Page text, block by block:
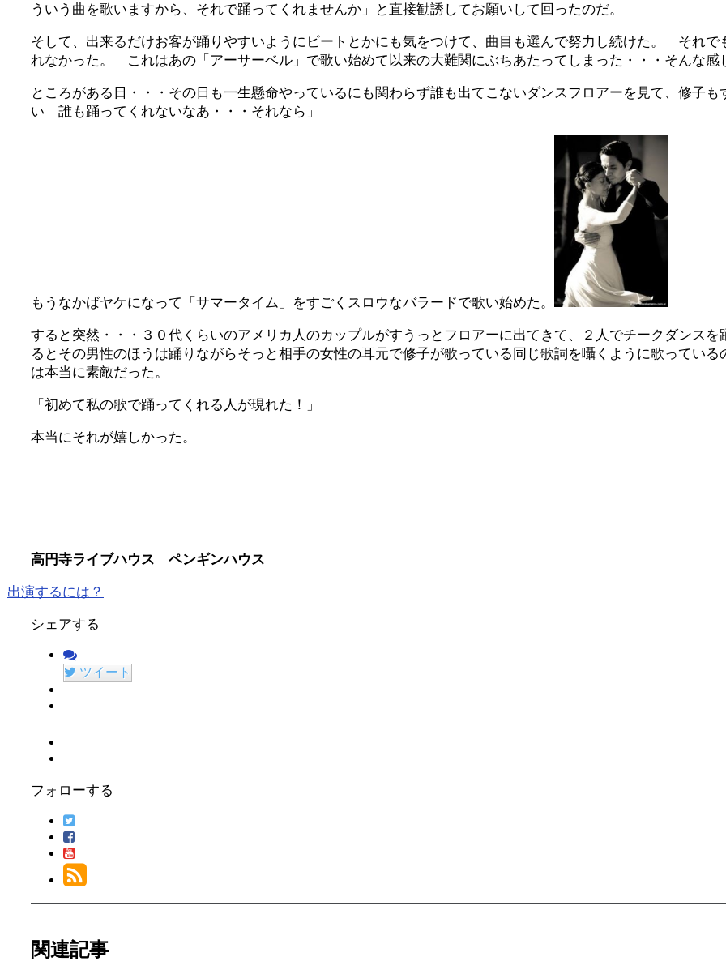
ういう曲を歌いますから、それで踊ってくれませんか」と直接勧誘してお願いして回ったのだ。
そして、出来るだけお客が踊りやすいようにビートとかにも気をつけて、曲目も選んで努力し続けた。 それで
れなかった。 これはあの「アーサーベル」で歌い始めて以来の大難関にぶちあたってしまった・・・そんな感
ところがある日・・・その日も一生懸命やっているにも関わらず誰も出てこないダンスフロアーを見て、修子も
い「誰も踊ってくれないなあ・・・それなら」
もうなかばヤケになって「サマータイム」をすごくスロウなバラードで歌い始めた。
すると突然・・・３０代くらいのアメリカ人のカップルがすうっとフロアーに出てきて、２人でチークダンス
るとその男性のほうは踊りながらそっと相手の女性の耳元で修子が歌っている同じ歌詞を囁くように歌ってい
は本当に素敵だった。
「初めて私の歌で踊ってくれる人が現れた！」
本当にそれが嬉しかった。
高円寺ライブハウス ペンギンハウス
出演するには？
シェアする
ツイート
フォローする
関連記事